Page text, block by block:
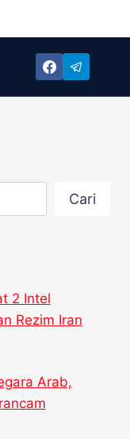
Cari
2 Intel
Rezim Iran
Arab,